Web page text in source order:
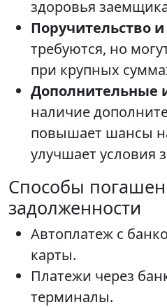
здоровья
Поручительство и
требуются, но
при крупных
Дополнительные
наличие
повышает шансы
улучшает условия
Способы
задолженности
Автоплатеж с
карты.
Платежи через
терминалы.